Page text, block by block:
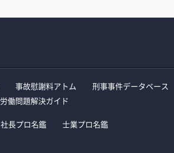
事故慰謝料アトム
刑事事件データベース
労働問題解決ガイド
社長プロ名鑑
士業プロ名鑑